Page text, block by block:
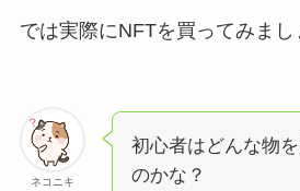
では実際にNFTを買ってみまし
ネコニキ
初心者はどんな物
のかな？